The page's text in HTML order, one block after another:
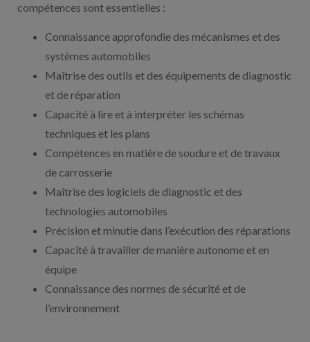
compétences sont essentielles :
Connaissance approfondie des mécanismes et des
systèmes automobiles
Maîtrise des outils et des équipements de diagnostic
et de réparation
Capacité à lire et à interpréter les schémas
techniques et les plans
Compétences en matière de soudure et de travaux
de carrosserie
Maîtrise des logiciels de diagnostic et des
technologies automobiles
Précision et minutie dans l’exécution des réparations
Capacité à travailler de manière autonome et en
équipe
Connaissance des normes de sécurité et de
l’environnement